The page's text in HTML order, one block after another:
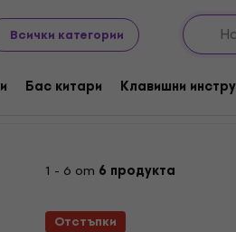
Всички категории
Бас китари Клавишни
Динамични микрофони
с
1 - 6 от 6 продукта
Отстъпки